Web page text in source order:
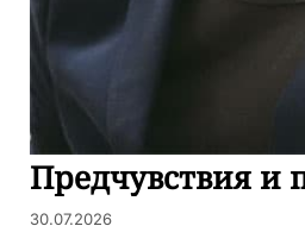
Предчувствия и
30.07.2026